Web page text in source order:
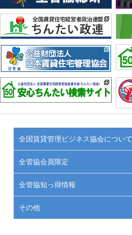
全国賃貸管理ビジネス協会について
全管協会員限定
全管協知っ得情報
その他